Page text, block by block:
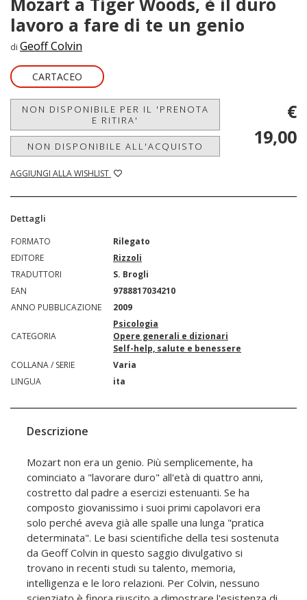
lavoro a fare di te un genio
di Geoff Colvin
CARTACEO
NON DISPONIBILE PER IL 'PRENOTA
E RITIRA'
NON DISPONIBILE ALL'ACQUISTO
AGGIUNGI ALLA WISHLIST
€
19,00
Dettagli
FORMATO
Rilegato
EDITORE
Rizzoli
TRADUTTORI
S. Brogli
EAN
9788817034210
ANNO PUBBLICAZIONE
2009
CATEGORIA
Psicologia
Opere generali e dizionari
Self-help, salute e benessere
COLLANA / SERIE
Varia
LINGUA
ita
Descrizione
Mozart non era un genio. Più semplicemente, ha
cominciato a "lavorare duro" all'età di quattro anni,
costretto dal padre a esercizi estenuanti. Se ha
composto giovanissimo i suoi primi capolavori era
solo perché aveva già alle spalle una lunga "pratica
determinata". Le basi scientifiche della tesi sostenuta
da Geoff Colvin in questo saggio divulgativo si
trovano in recenti studi su talento, memoria,
intelligenza e le loro relazioni. Per Colvin, nessuno